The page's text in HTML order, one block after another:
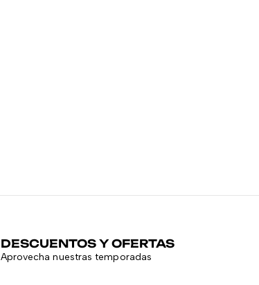
DESCUENTOS Y OFERTAS
Aprovecha nuestras temporadas